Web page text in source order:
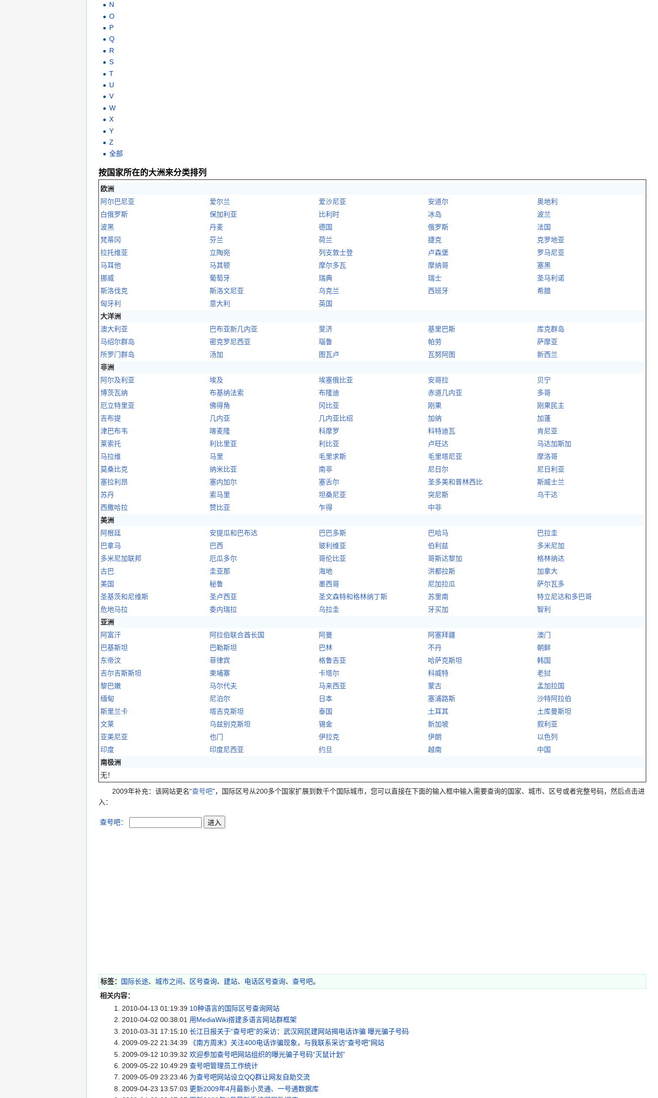
N
O
P
Q
R
S
T
U
V
W
X
Y
Z
全部
按国家所在的大洲来分类排列
欧洲
阿尔巴尼亚
爱尔兰 爱沙尼亚 安道尔
奥地利
白俄罗斯
保加利亚 比利时 冰岛
波兰
波黑
丹麦 德国 俄罗斯
法国
梵蒂冈
芬兰 荷兰 捷克
克罗地亚
拉托维亚
立陶宛 列支敦士登 卢森堡
罗马尼亚
马耳他
马其顿 摩尔多瓦 摩纳哥
塞黑
挪威
葡萄牙 瑞典 瑞士
圣马利诺
斯洛伐克
斯洛文尼亚 乌克兰 西班牙
希腊
匈牙利
意大利
英国
大洋洲
澳大利亚
巴布亚新几内亚 斐济 基里巴斯
库克群岛
马绍尔群岛
密克罗尼西亚 瑙鲁 帕劳
萨摩亚
所罗门群岛
汤加 图瓦卢 瓦努阿图
新西兰
非洲
阿尔及利亚
埃及 埃塞俄比亚 安哥拉
贝宁
博茨瓦纳
布基纳法索 布隆迪 赤道几内亚
多哥
厄立特里亚
佛得角 冈比亚 刚果
刚果民主
吉布提
几内亚 几内亚比绍 加纳
加蓬
津巴布韦
喀麦隆 科摩罗 科特迪瓦
肯尼亚
莱索托
利比里亚 利比亚 卢旺达
马达加斯加
马拉维
马里 毛里求斯 毛里塔尼亚
摩洛哥
莫桑比克
纳米比亚 南非 尼日尔
尼日利亚
塞拉利昂
塞内加尔 塞舌尔 圣多美和普林西比
斯威士兰
苏丹
索马里 坦桑尼亚 突尼斯
乌干达
西撒哈拉
赞比亚 乍得
中非
美洲
阿根廷
安提瓜和巴布达 巴巴多斯 巴哈马
巴拉圭
巴拿马
巴西 玻利维亚 伯利兹
多米尼加
多米尼加联邦
厄瓜多尔 哥伦比亚 哥斯达黎加
格林纳达
古巴
圭亚那 海地 洪都拉斯
加拿大
美国
秘鲁 墨西哥 尼加拉瓜
萨尔瓦多
圣基茨和尼维斯
圣卢西亚 圣文森特和格林纳丁斯 苏里南
特立尼达和多巴哥
危地马拉
委内瑞拉 乌拉圭 牙买加
智利
亚洲
阿富汗
阿拉伯联合酋长国 阿曼 阿塞拜疆
澳门
巴基斯坦
巴勒斯坦 巴林 不丹
朝鲜
东帝汶
菲律宾 格鲁吉亚 哈萨克斯坦
韩国
吉尔吉斯斯坦
柬埔寨 卡塔尔 科威特
老挝
黎巴嫩
马尔代夫 马来西亚 蒙古
孟加拉国
缅甸
尼泊尔 日本 塞浦路斯
沙特阿拉伯
斯里兰卡
塔吉克斯坦 泰国 土耳其
土库曼斯坦
文莱
乌兹别克斯坦 锡金 新加坡
叙利亚
亚美尼亚
也门 伊拉克 伊朗
以色列
印度
印度尼西亚 约旦 越南
中国
南极洲
无！
2009年补充：该网站更名“查号吧”，国际区号从200多个国家扩展到数千个国际城市，您可以直接在下面的输入框中输入需要查询的国家、城市、区号或者完整号码，然后点击进
入：
查号吧：
标签： 国际长途、 城市之间、 区号查询、 建站、 电话区号查询、 查号吧。
相关内容：
2010-04-13 01:19:39 10种语言的国际区号查询网站
2010-04-02 00:38:01 用MediaWiki搭建多语言网站群框架
2010-03-31 17:15:10 长江日报关于“查号吧”的采访：武汉网民建网站揭电话诈骗 曝光骗子号码
2009-09-22 21:34:39
《南方周末》关注400电话诈骗现象，与我联系采访“查号吧”网站
2009-09-12 10:39:32 欢迎参加查号吧网站组织的曝光骗子号码“灭鼠计划”
2009-05-22 10:49:29 查号吧管理员工作统计
2009-05-09 23:23:46 为查号吧网站设立QQ群让网友自助交流
2009-04-23 13:57:03 更新2009年4月最新小灵通、一号通数据库